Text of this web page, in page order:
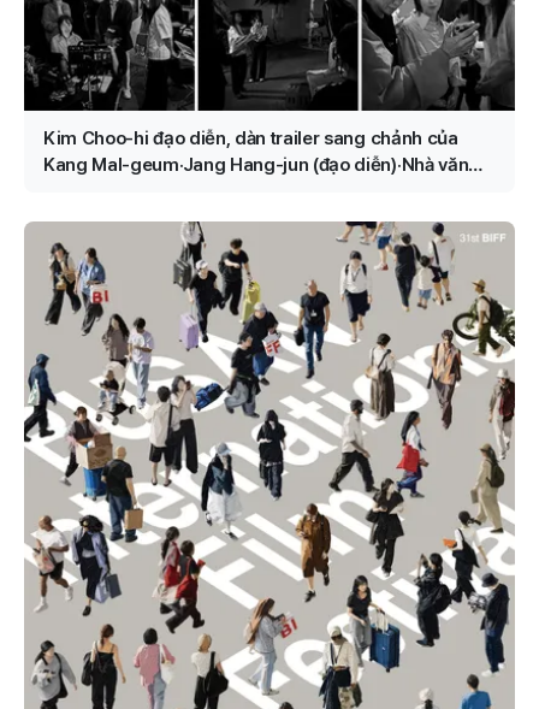
Kim Choo-hi đạo diễn, dàn trailer sang chảnh của
Kang Mal-geum·Jang Hang-jun (đạo diễn)·Nhà văn